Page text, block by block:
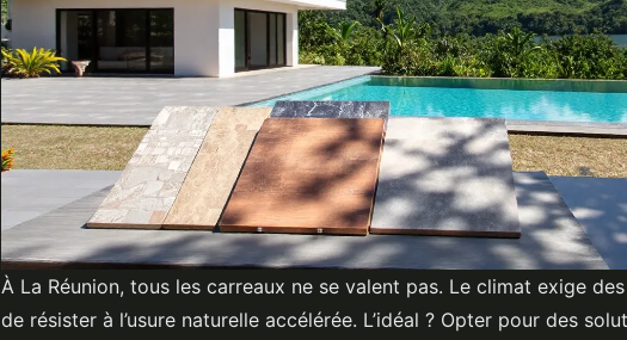
À La Réunion, tous les carreaux ne se valent pas. Le climat exige
de résister à l’usure naturelle accélérée. L’idéal ? Opter pour des